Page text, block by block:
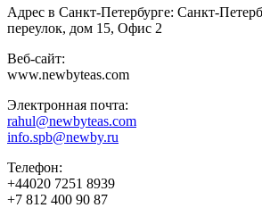
Адрес в Санкт-Петербурге: Санкт-
переулок, дом 15, Офис 2
Веб-сайт:
www.newbyteas.com
Электронная почта:
rahul@newbyteas.com
info.spb@newby.ru
Телефон:
+44020 7251 8939
+7 812 400 90 87